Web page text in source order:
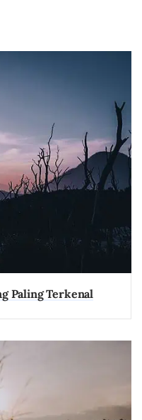
Paling Terkenal